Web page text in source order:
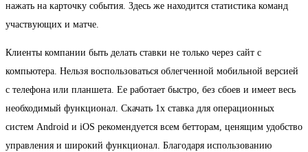
нажать на карточку события. Здесь же находится статистика команд
участвующих и матче.
Клиенты компании быть делать ставки не только через сайт с
компьютера. Нельзя воспользоваться облегченной мобильной версией
с телефона или планшета. Ее работает быстро, без сбоев и имеет весь
необходимый функционал. Скачать 1х ставка для операционных
систем Android и iOS рекомендуется всем бетторам, ценящим удобство
управления и широкий функционал. Благодаря использованию